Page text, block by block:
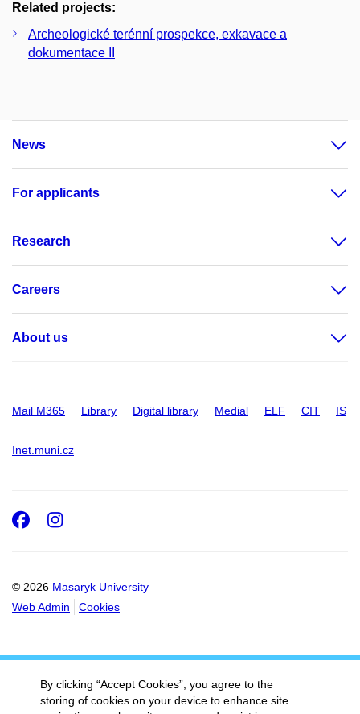
Related projects:
Archeologické terénní prospekce, exkavace a
dokumentace II
News
For applicants
Research
Careers
About us
Mail M365 Library Digital library Medial ELF CIT IS
Inet.muni.cz
© 2026 Masaryk University
Web Admin
Cookies
Facebook
Instagram
By clicking “Accept Cookies”, you agree to the
storing of cookies on your device to enhance site